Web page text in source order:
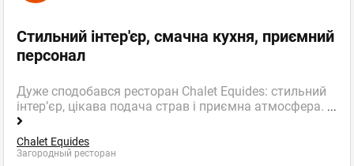
Стильний інтер'єр, смачна кухня, приємний
персонал
Дуже сподобався ресторан Chalet Equides: стильний
інтер’єр, цікава подача страв і приємна атмосфера. ...
Chalet Equides
Загородный ресторан